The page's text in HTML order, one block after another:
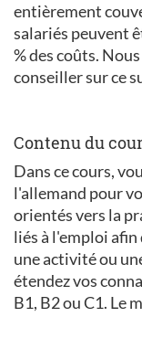
entièrement
salariés peuvent
% des coûts.
conseiller sur ce
Contenu du
Dans ce cours,
l'allemand pour
orientés vers la
liés à l'emploi
une activité ou
étendez vos
B1, B2 ou C1. Le